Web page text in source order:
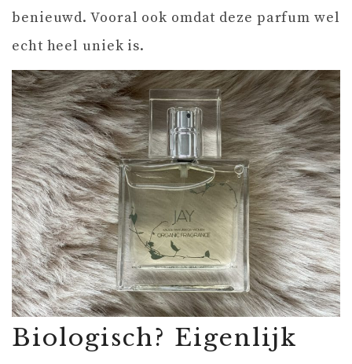
benieuwd. Vooral ook omdat deze parfum wel
echt heel uniek is.
Biologisch? Eigenlijk